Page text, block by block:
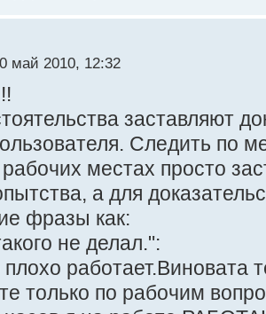
май 2010, 12:32
заставляют
Следить по
местах просто
а для
фразы как:
не делал.":
работает.Виновата
только по рабочим